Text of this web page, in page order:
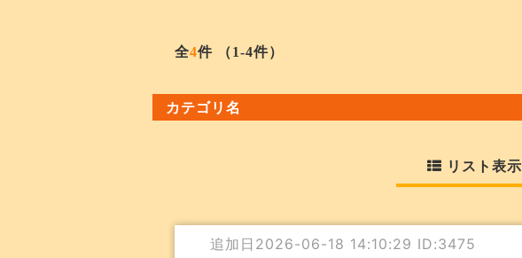
全4件 （1-4件）
カテゴリ名
リスト表示
追加日2026-06-18 14:10:29 ID:3475